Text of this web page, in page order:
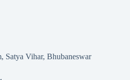
Satya Vihar, Bhubaneswar